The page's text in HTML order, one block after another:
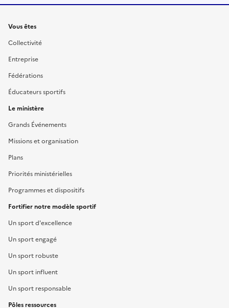
Liens
Vous êtes
Collectivité
Entreprise
Fédérations
Éducateurs sportifs
Le ministère
Grands Événements
Missions et organisation
Plans
Priorités ministérielles
Programmes et dispositifs
Fortifier notre modèle sportif
Un sport d'excellence
Un sport engagé
Un sport robuste
Un sport influent
Un sport responsable
Pôles ressources